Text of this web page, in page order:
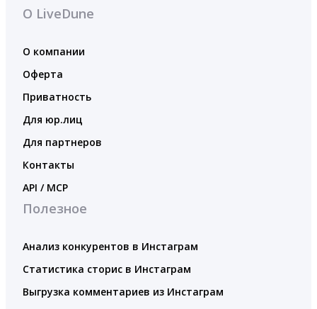
О LiveDune
О компании
Оферта
Приватность
Для юр.лиц
Для партнеров
Контакты
API / MCP
Полезное
Анализ конкурентов в Инстаграм
Статистика сторис в Инстаграм
Выгрузка комментариев из Инстаграм